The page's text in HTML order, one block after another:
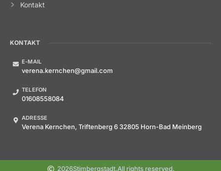
Kontakt
KONTAKT
E-MAIL
verena.kernchen@gmail.com
TELEFON
01608558084
ADRESSE
Verena Kernchen, Triftenberg 6 32805 Horn-Bad Meinberg
2026Stimbergstadt.All rights reserved.